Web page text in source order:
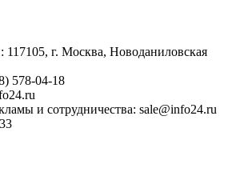
117105, г. Москва, Новоданиловская
578-04-18
и сотрудничества: sale@info24.ru